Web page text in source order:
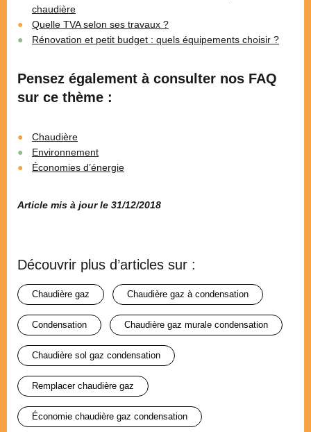
chaudière
Quelle TVA selon ses travaux ?
Rénovation et petit budget : quels équipements choisir ?
Pensez également à consulter nos FAQ
sur ce thème :
Chaudière
Environnement
Économies d’énergie
Article mis à jour le 31/12/2018
Découvrir plus d’articles sur :
chaudière gaz chaudière gaz à condensation
condensation chaudière gaz murale condensation
chaudière sol gaz condensation
remplacer chaudière gaz
économie chaudière gaz condensation